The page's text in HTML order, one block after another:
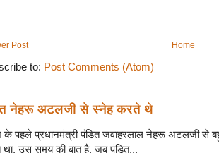
Post Home
to: Post Comments (Atom)
नेहरू अटलजी से स्नेह करते थे
पहले प्रधानमंत्री पंडित जवाहरलाल नेहरू अटलजी से
था. उस समय की बात है, जब पंडित...